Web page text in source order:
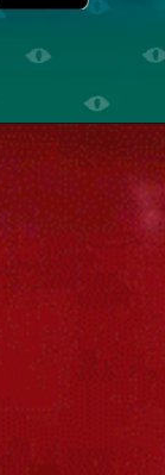
crx6?_smtype=3